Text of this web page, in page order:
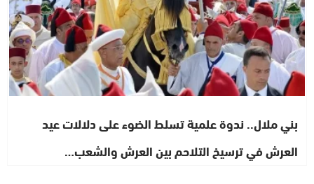
بني ملال.. ندوة علمية تسلط الضوء على دلالات عيد
العرش في ترسيخ التلاحم بين العرش والشعب…